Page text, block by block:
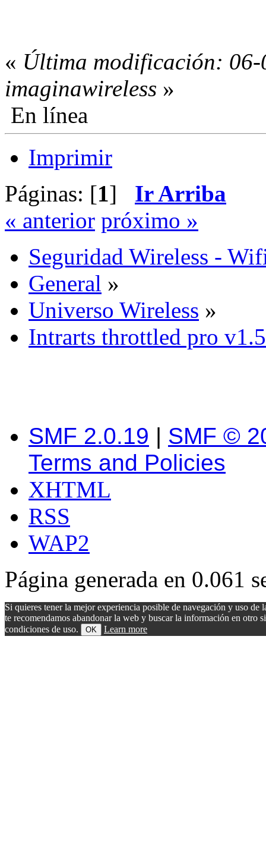
« Última modificación:
imaginawireless »
En línea
Imprimir
Páginas: [1] Ir Arriba
« anterior próximo »
Seguridad Wireless -
General »
Universo Wireless »
Intrarts throttled pro v1.5
SMF 2.0.19 | SMF ©
Terms and Policies
XHTML
RSS
WAP2
Página generada en 0.061
Si quieres tener la mejor experiencia posible de navegación y uso
te recomendamos abandonar la web y buscar la información en otro
condiciones de uso.
OK Learn more